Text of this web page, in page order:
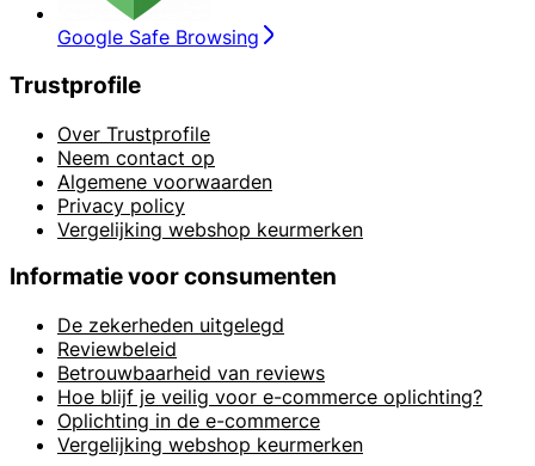
Google Safe Browsing
Trustprofile
Over Trustprofile
Neem contact op
Algemene voorwaarden
Privacy policy
Vergelijking webshop keurmerken
Informatie voor consumenten
De zekerheden uitgelegd
Reviewbeleid
Betrouwbaarheid van reviews
Hoe blijf je veilig voor e-commerce oplichting?
Oplichting in de e-commerce
Vergelijking webshop keurmerken